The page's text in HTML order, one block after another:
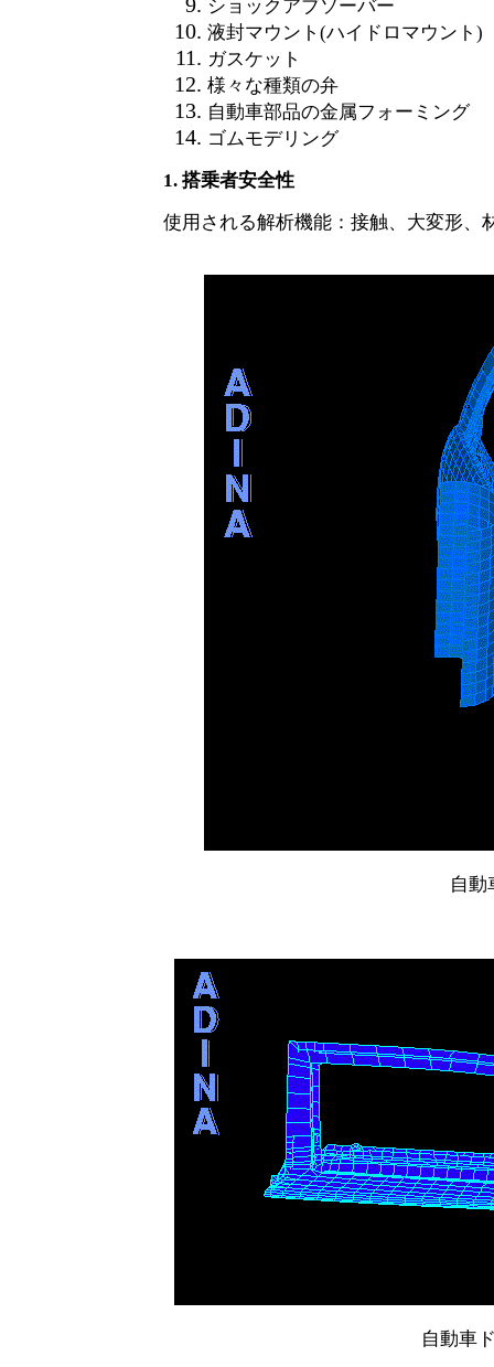
ショックアブソーバー
液封マウント (ハイドロマウント)
ガスケット
様々な種類の弁
自動車部品の金属フォーミング
ゴムモデリング
1. 搭乗者安全性
使用される解析機能：接触、大変形、
自動
自動車